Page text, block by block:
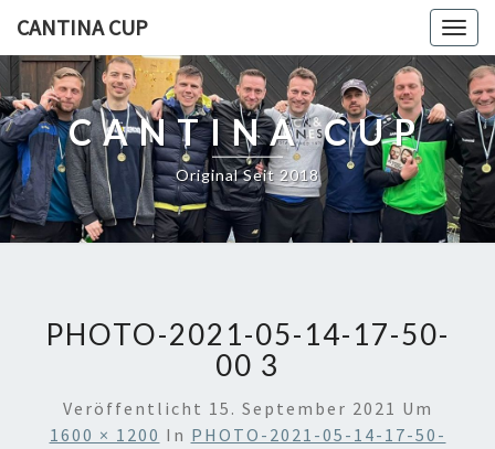
CANTINA CUP
CANTINA CUP
Original Seit 2018
PHOTO-2021-05-14-17-50-
00 3
Veröffentlicht 15. September 2021 Um
1600 × 1200 In PHOTO-2021-05-14-17-50-